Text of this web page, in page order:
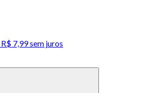
R$ 7,99sem juros